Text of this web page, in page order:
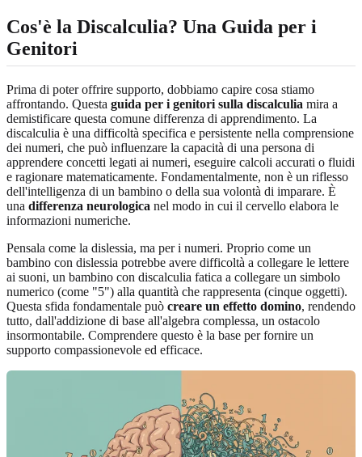
Cos'è la Discalculia? Una Guida per i
Genitori
Prima di poter offrire supporto, dobbiamo capire cosa stiamo
affrontando. Questa guida per i genitori sulla discalculia mira a
demistificare questa comune differenza di apprendimento. La
discalculia è una difficoltà specifica e persistente nella comprensione
dei numeri, che può influenzare la capacità di una persona di
apprendere concetti legati ai numeri, eseguire calcoli accurati o fluidi
e ragionare matematicamente. Fondamentalmente, non è un riflesso
dell'intelligenza di un bambino o della sua volontà di imparare. È
una differenza neurologica nel modo in cui il cervello elabora le
informazioni numeriche.
Pensala come la dislessia, ma per i numeri. Proprio come un
bambino con dislessia potrebbe avere difficoltà a collegare le lettere
ai suoni, un bambino con discalculia fatica a collegare un simbolo
numerico (come "5") alla quantità che rappresenta (cinque oggetti).
Questa sfida fondamentale può creare un effetto domino, rendendo
tutto, dall'addizione di base all'algebra complessa, un ostacolo
insormontabile. Comprendere questo è la base per fornire un
supporto compassionevole ed efficace.